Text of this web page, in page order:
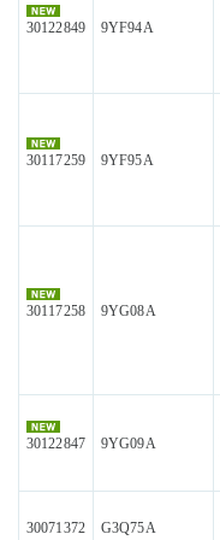
30122849 9YF94A
30117259 9YF95A
30117258 9YG08A
30122847 9YG09A
30071372 G3Q75A